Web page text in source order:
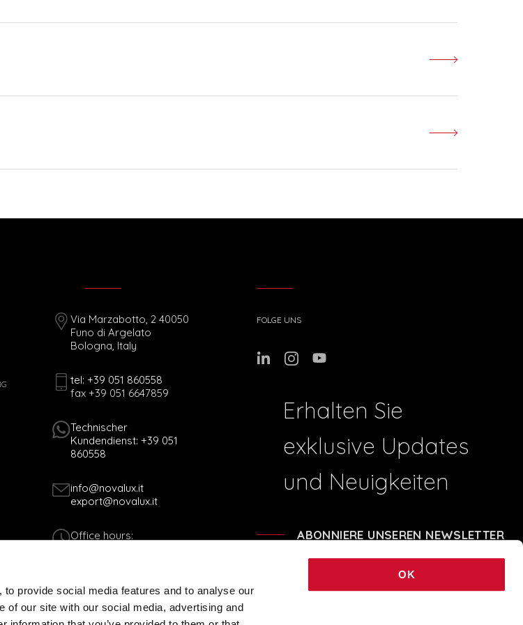
provide social media features and to analyse our
of our site with our social media, advertising and
OK
Via Marzabotto, 2 40050
Funo di Argelato
Bologna, Italy
tel: +39 051 860558
fax +39 051 6647859
Technischer
Kundendienst: +39 051
860558
info@novalux.it
export@novalux.it
Office hours:
FOLGE UNS
Erhalten Sie
exklusive Updates
und Neuigkeiten
ABONNIERE UNSEREN NEWSLETTER
Tax Code 01170060378 - VAT N. 00536541204 - REA BO-239674 - SHARE CAPITAL € 248.040,00 © 2021 COPYRIGHT